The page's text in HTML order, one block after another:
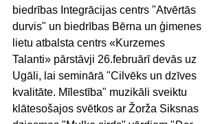
biedrības Integrācijas centrs "Atvērtās
durvis" un biedrības Bērna un ģimenes
lietu atbalsta centrs «Kurzemes
Talanti» pārstāvji 26.februārī devās uz
Ugāli, lai seminārā "Cilvēks un dzīves
kvalitāte. Mīlestība" muzikāli sveiktu
klātesošajos svētkos ar Žorža Siksnas